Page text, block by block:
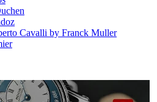
Cavalli by Franck Muller